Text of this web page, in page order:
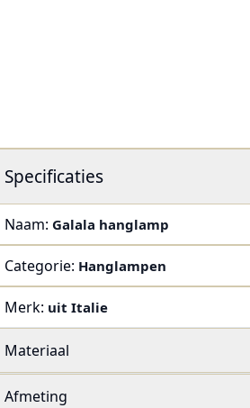
Specificaties
Naam: Galala hanglamp
Categorie: Hanglampen
Merk: uit Italie
Materiaal
Afmeting